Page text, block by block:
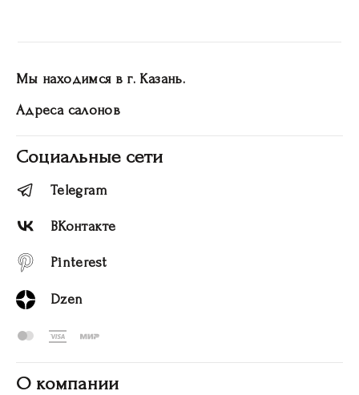
Мы находимся в г. Казань.
Адреса салонов
Социальные сети
Telegram
ВКонтакте
Pinterest
Dzen
О компании